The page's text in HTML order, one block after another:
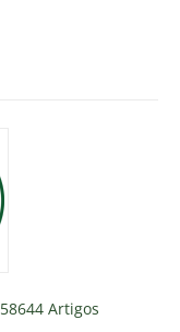
58644 Artigos